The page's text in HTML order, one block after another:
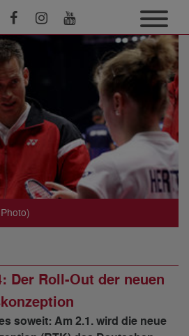
Der Roll-Out der neuen
soweit: Am 2.1. wird die neue